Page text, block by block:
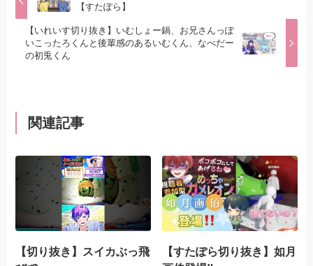
【すたぽら】
【いれいす切り抜き】いむしょー鍋、お兄さんっぽ
いこったろくんと後輩感のあるいむくん、なべだー
の初兎くん
関連記事
【切り抜き】スイカぶっ飛
【すたぽら切り抜き】如月